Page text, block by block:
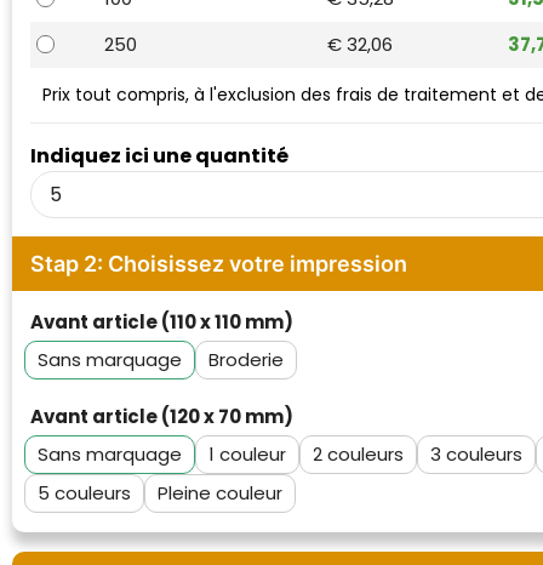
Parker
250
€ 32,06
Indiquez ici une quantité
Prix tout compris, à l'exclusion des frais de traitement et
Stap 2: Choisissez votre impression
Avant article (110 x 110 mm)
Sans marquage
Broderie
Avant article (120 x 70 mm)
Sans marquage
1 2
3
5
Pleine couleur